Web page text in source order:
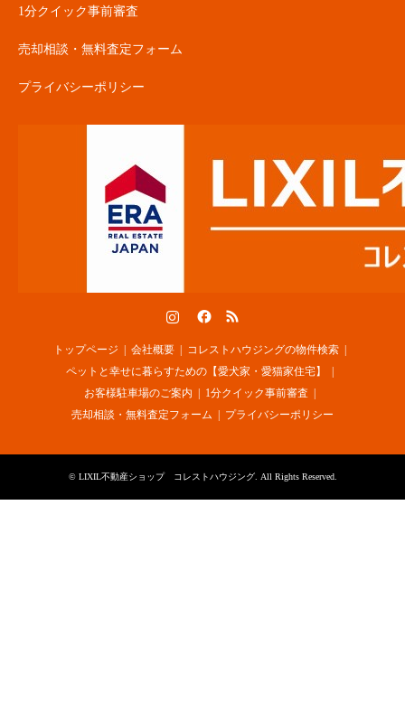
1分クイック事前審査
売却相談・無料査定フォーム
プライバシーポリシー
トップページ 会社概要
コレストハウジングの物件検索
ペットと幸せに暮らすための【愛犬家・愛猫家住宅】
お客様駐車場のご案内
1分クイック事前審査
売却相談・無料査定フォーム
プライバシーポリシー
© LIXIL不動産ショップ コレストハウジング. All Rights Reserved.